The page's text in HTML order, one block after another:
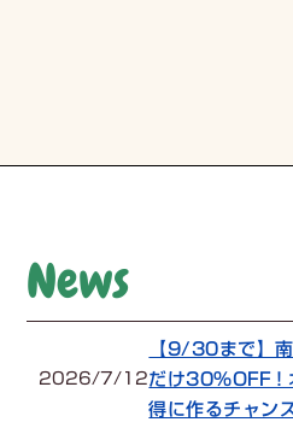
News
2026/7/12
【9/30まで】
だけ30%OFF！
得に作るチャン